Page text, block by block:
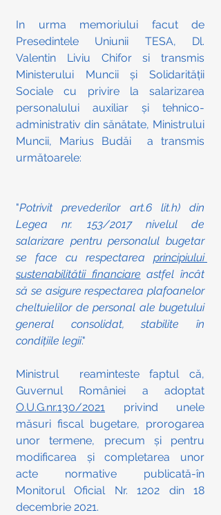
In urma memoriului facut de
Presedintele Uniunii TESA, Dl.
Valentin Liviu Chifor si transmis
Ministerului Muncii și Solidarității
Sociale cu privire la salarizarea
personalului auxiliar și tehnico-
administrativ din sănătate, Ministrului
Muncii, Marius Budăi  a transmis
următoarele:
"Potrivit prevederilor art.6 lit.h) din
Legea nr. 153/2017 nivelul de
salarizare pentru personalul bugetar
se face cu respectarea principiului
sustenabilitătii financiare astfel încât
să se asigure respectarea plafoanelor
cheltuielilor de personal ale bugetului
general consolidat, stabilite în
condițiile legii."
Ministrul  reaminteste faptul că,
O.U.G.nr.130/2021 privind unele
măsuri fiscal bugetare, prorogarea
unor termene, precum și pentru
modificarea și completarea unor
acte normative publicată-în
Monitorul Oficial Nr. 1202 din 18
decembrie 2021.